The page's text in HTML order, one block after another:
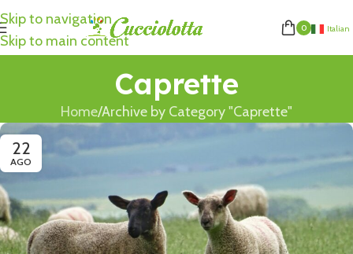
Skip to navigation
Skip to main content
0 Italian
Caprette
Home Archive by Category "Caprette"
22
AGO